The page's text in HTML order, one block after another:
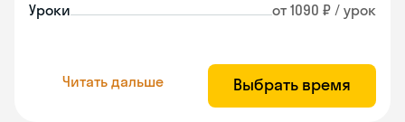
Уроки от 1090 ₽ / урок
Читать дальше Выбрать время